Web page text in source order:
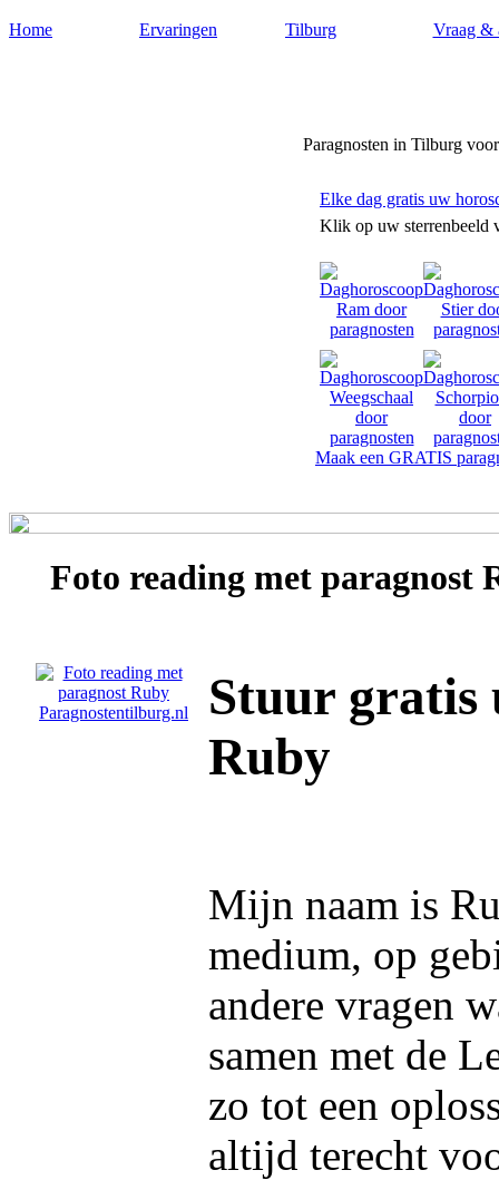
Home Ervaringen Tilburg Vraag &
Paragnosten in Tilburg
Elke dag gratis uw
Klik op uw sterrenbeeld
Maak een GRATIS
Foto reading met paragnost
Stuur gratis
Ruby
Mijn naam is
medium, op
andere vragen
samen met de
zo tot een
altijd terecht